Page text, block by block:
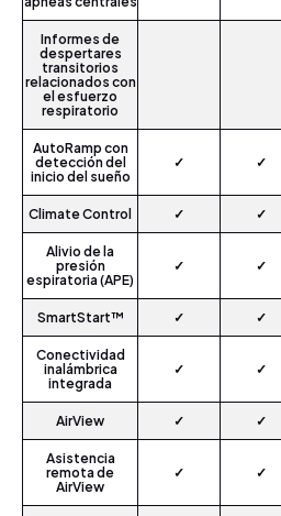
Informes de
despertares
transitorios
relacionados con
el esfuerzo
respiratorio
AutoRamp con
detección del
inicio del sueño
✓ ✓
Climate Control ✓ ✓
Alivio de la
presión
espiratoria (APE)
✓ ✓
SmartStart™ ✓ ✓
Conectividad
inalámbrica
integrada
✓ ✓
AirView ✓ ✓
Asistencia
remota de
AirView
✓ ✓